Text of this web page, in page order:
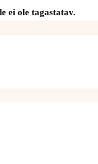
ei ole tagastatav.